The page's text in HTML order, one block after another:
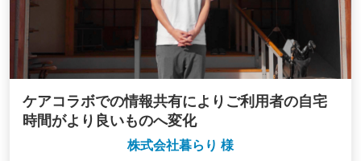
ケアコラボでの情報共有によりご利用者の自宅
時間がより良いものへ変化
株式会社暮らり 様